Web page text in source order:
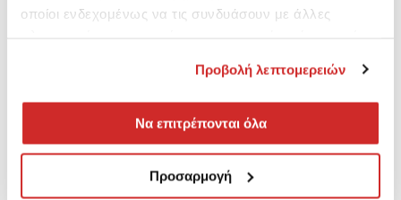
οποίοι ενδεχομένως να τις συνδυάσουν με άλλες
Προβολή λεπτομερειών
Να επιτρέπονται όλα
Προσαρμογή